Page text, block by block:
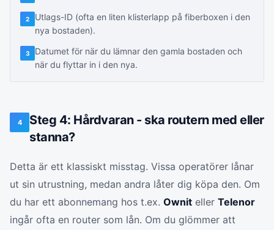
2
Utlags-ID (ofta en liten klisterlapp på fiberboxen i den
nya bostaden).
3
Datumet för när du lämnar den gamla bostaden och
när du flyttar in i den nya.
4
Steg 4: Hårdvaran - ska routern med eller
stanna?
Detta är ett klassiskt misstag. Vissa operatörer lånar
ut sin utrustning, medan andra låter dig köpa den. Om
du har ett abonnemang hos t.ex. Ownit eller Telenor
ingår ofta en router som lån. Om du glömmer att